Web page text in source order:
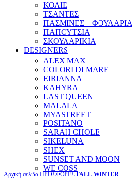
ΚΟΛΙΕ
ΤΣΑΝΤΕΣ
ΠΑΣΜΙΝΕΣ – ΦΟΥΛΑΡΙΑ
ΠΑΠΟΥΤΣΙΑ
ΣΚΟΥΛΑΡΙΚΙΑ
DESIGNERS
ALEX MAX
COLORI DI MARE
EIRIANNA
KAHYRA
LAST QUEEN
MALALA
MYASTREET
POSITANO
SARAH CHOLE
SIKELUNA
SHEX
SUNSET AND MOON
WE COSS
Αρχική σελίδα ΠΡΟΣΦΟΡΕΣFALL-WINTER